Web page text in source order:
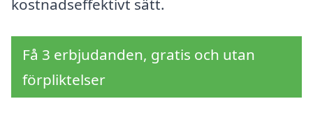
kostnadseffektivt sätt.
Få 3 erbjudanden, gratis och utan
förpliktelser